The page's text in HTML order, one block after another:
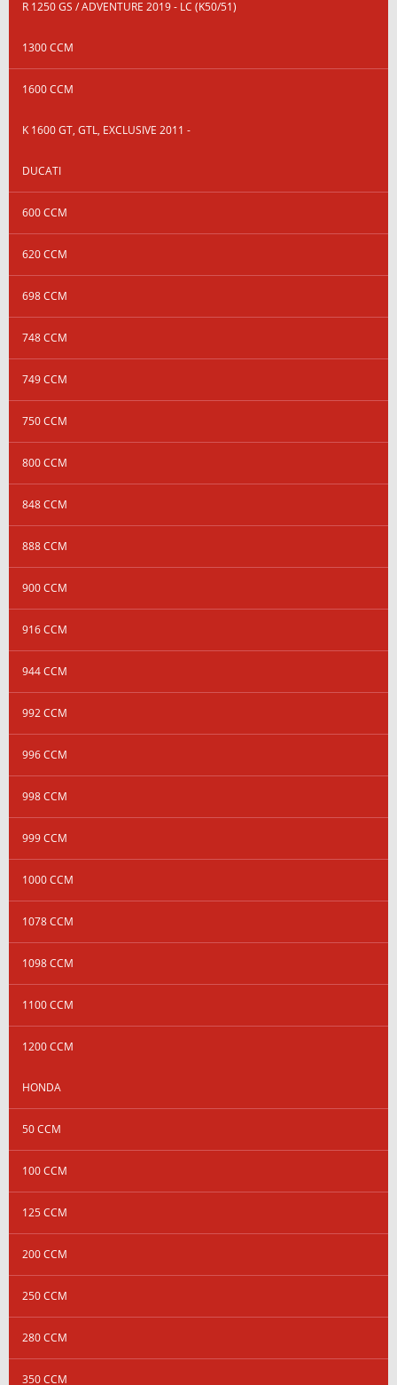
R 1250 GS / ADVENTURE 2019 - LC (K50/51)
1300 CCM
1600 CCM
K 1600 GT, GTL, EXCLUSIVE 2011 -
DUCATI
600 CCM
620 CCM
698 CCM
748 CCM
749 CCM
750 CCM
800 CCM
848 CCM
888 CCM
900 CCM
916 CCM
944 CCM
992 CCM
996 CCM
998 CCM
999 CCM
1000 CCM
1078 CCM
1098 CCM
1100 CCM
1200 CCM
HONDA
50 CCM
100 CCM
125 CCM
200 CCM
250 CCM
280 CCM
350 CCM